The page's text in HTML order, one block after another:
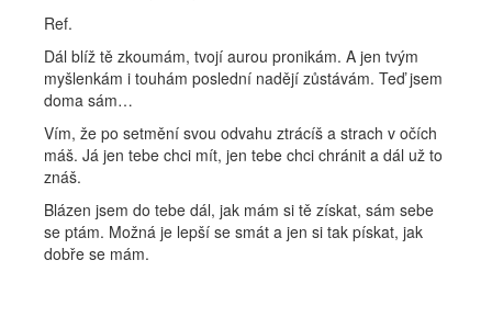
Ref.
Dál blíž tě zkoumám, tvojí aurou pronikám. A jen tvým
myšlenkám i touhám poslední nadějí zůstávám. Teď jsem
doma sám…
Vím, že po setmění svou odvahu ztrácíš a strach v očích
máš. Já jen tebe chci mít, jen tebe chci chránit a dál už to
znáš.
Blázen jsem do tebe dál, jak mám si tě získat, sám sebe
se ptám. Možná je lepší se smát a jen si tak pískat, jak
dobře se mám.